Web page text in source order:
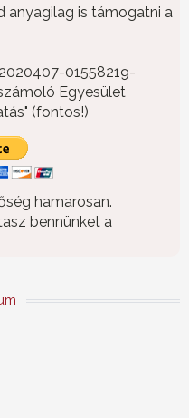
anyagilag is támogatni a
01558219-
Egyesület
(fontos!)
hamarosan.
bennünket a